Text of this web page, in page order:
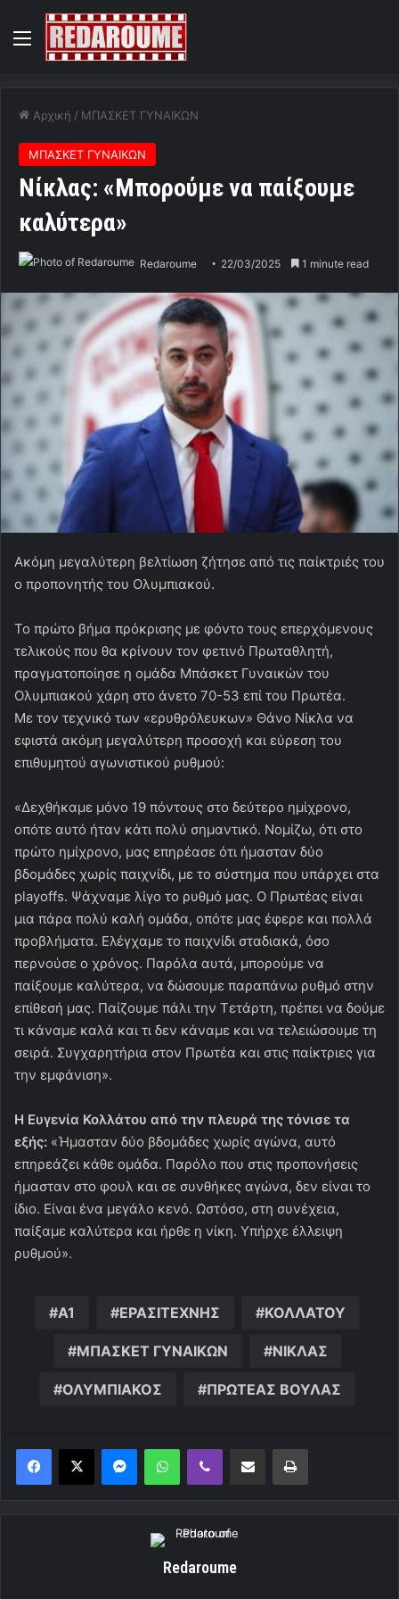
Menu
Αρχική / ΜΠΑΣΚΕΤ ΓΥΝΑΙΚΩΝ
ΜΠΑΣΚΕΤ ΓΥΝΑΙΚΩΝ
Νίκλας: «Μπορούμε να παίξουμε
καλύτερα»
Redaroume 22/03/2025 1 minute read
Ακόμη μεγαλύτερη βελτίωση ζήτησε από τις παίκτριές του
ο προπονητής του Ολυμπιακού.
Το πρώτο βήμα πρόκρισης με φόντο τους επερχόμενους
τελικούς που θα κρίνουν τον φετινό Πρωταθλητή,
πραγματοποίησε η ομάδα Μπάσκετ Γυναικών του
Ολυμπιακού χάρη στο άνετο 70-53 επί του Πρωτέα.
Με τον τεχνικό των «ερυθρόλευκων» Θάνο Νίκλα να
εφιστά ακόμη μεγαλύτερη προσοχή και εύρεση του
επιθυμητού αγωνιστικού ρυθμού:
«Δεχθήκαμε μόνο 19 πόντους στο δεύτερο ημίχρονο,
οπότε αυτό ήταν κάτι πολύ σημαντικό. Νομίζω, ότι στο
πρώτο ημίχρονο, μας επηρέασε ότι ήμασταν δύο
βδομάδες χωρίς παιχνίδι, με το σύστημα που υπάρχει στα
playoffs. Ψάχναμε λίγο το ρυθμό μας. Ο Πρωτέας είναι
μια πάρα πολύ καλή ομάδα, οπότε μας έφερε και πολλά
προβλήματα. Ελέγχαμε το παιχνίδι σταδιακά, όσο
περνούσε ο χρόνος. Παρόλα αυτά, μπορούμε να
παίξουμε καλύτερα, να δώσουμε παραπάνω ρυθμό στην
επίθεσή μας. Παίζουμε πάλι την Τετάρτη, πρέπει να δούμε
τι κάναμε καλά και τι δεν κάναμε και να τελειώσουμε τη
σειρά. Συγχαρητήρια στον Πρωτέα και στις παίκτριες για
την εμφάνιση».
Η Ευγενία Κολλάτου από την πλευρά της τόνισε τα
εξής: «Ήμασταν δύο βδομάδες χωρίς αγώνα, αυτό
επηρεάζει κάθε ομάδα. Παρόλο που στις προπονήσεις
ήμασταν στο φουλ και σε συνθήκες αγώνα, δεν είναι το
ίδιο. Είναι ένα μεγάλο κενό. Ωστόσο, στη συνέχεια,
παίξαμε καλύτερα και ήρθε η νίκη. Υπήρχε έλλειψη
ρυθμού».
Α1 ΕΡΑΣΙΤΕΧΝΗΣ ΚΟΛΛΑΤΟΥ
ΜΠΑΣΚΕΤ ΓΥΝΑΙΚΩΝ ΝΙΚΛΑΣ
ΟΛΥΜΠΙΑΚΟΣ ΠΡΩΤΕΑΣ ΒΟΥΛΑΣ
MessengerWhatsAppViber Κοινοποίηση μέσω ηλεκτρονικού ταχυδρομείουΕκτύπωση
Redaroume